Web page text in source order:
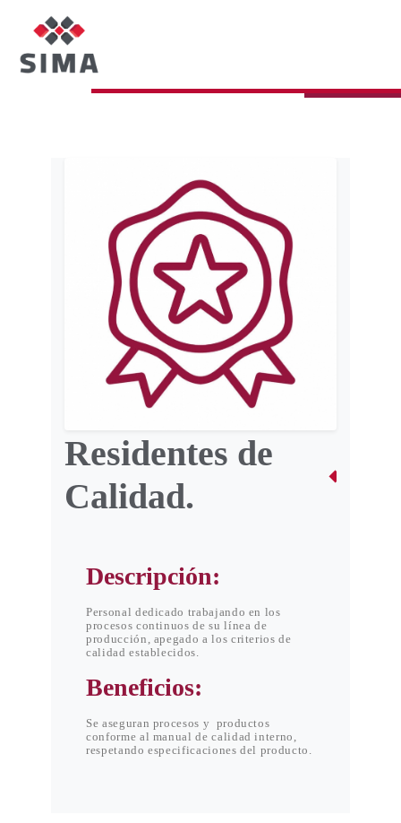
Residentes de
Calidad.
Descripción:
Personal dedicado trabajando en los
procesos continuos de su línea de
producción, apegado a los criterios de
calidad establecidos.
Beneficios:
Se aseguran procesos y productos
conforme al manual de calidad interno,
respetando especificaciones del producto.